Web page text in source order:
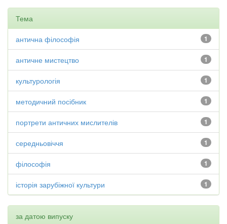
Тема
1
антична філософія
1
античне мистецтво
1
культурологія
1
методичний посібник
1
портрети античних мислителів
1
середньовіччя
1
філософія
1
історія зарубіжної культури
за датою випуску